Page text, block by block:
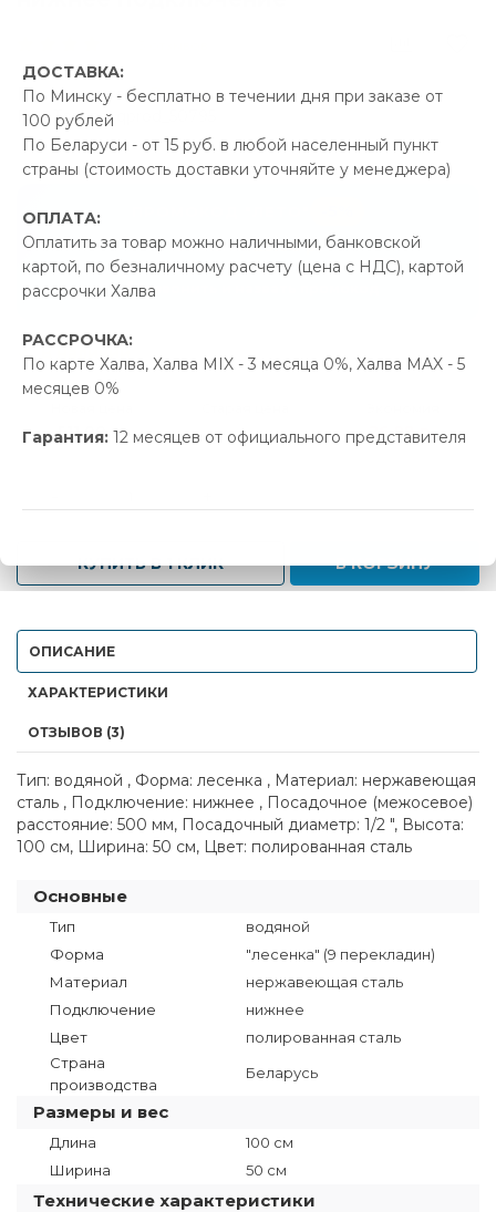
ДОСТАВКА:
По Минску - бесплатно в течении дня при заказе от
100 рублей
По Беларуси - от 15 руб. в любой населенный пункт
страны (стоимость доставки уточняйте у менеджера)
ОПЛАТА:
Оплатить за товар можно наличными, банковской
картой, по безналичному расчету (цена с НДС), картой
рассрочки Халва
РАССРОЧКА:
По карте Халва, Халва MIX - 3 месяца 0%, Халва MAX - 5
месяцев 0%
Гарантия: 12 месяцев от официального представителя
Производитель:Ростела
Код Товара: qprod_50795
Экономия26.98 р.
Позвонить и назвать промокод
В наличии
511.00 р. 537.98 р. 26.98 р.
КУПИТЬ В 1 КЛИК В КОРЗИНУ
ОПИСАНИЕ
ХАРАКТЕРИСТИКИ
ОТЗЫВОВ (3)
Тип: водяной , Форма: лесенка , Материал: нержавеющая
сталь , Подключение: нижнее , Посадочное (межосевое)
расстояние: 500 мм, Посадочный диаметр: 1/2 ", Высота:
100 см, Ширина: 50 см, Цвет: полированная сталь
Основные
Тип
водяной
Форма
"лесенка" (9 перекладин)
Материал
нержавеющая сталь
Подключение
нижнее
Цвет
полированная сталь
Страна
производства
Беларусь
Размеры и вес
Длина
100 см
Ширина
50 см
Технические характеристики